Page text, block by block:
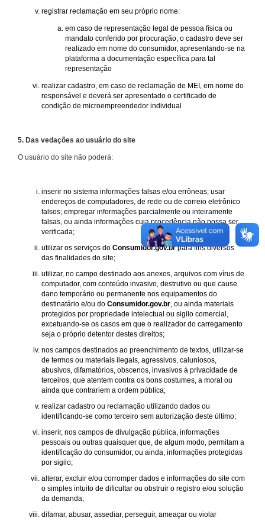
registrar reclamação em seu próprio nome:
em caso de representação legal de pessoa física ou
mandato conferido por procuração, o cadastro deve ser
realizado em nome do consumidor, apresentando-se na
plataforma a documentação específica para tal
representação
realizar cadastro, em caso de reclamação de MEI, em nome do
responsável e deverá ser apresentado o certificado de
condição de microempreendedor individual
5. Das vedações ao usuário do site
O usuário do site não poderá:
inserir no sistema informações falsas e/ou errôneas; usar
endereços de computadores, de rede ou de correio eletrônico
falsos; empregar informações parcialmente ou inteiramente
falsas, ou ainda informações cuja procedência não possa ser
verificada;
utilizar os serviços do Consumidor.gov.brpara fins diversos
das finalidades do site;
utilizar, no campo destinado aos anexos, arquivos com vírus de
computador, com conteúdo invasivo, destrutivo ou que cause
dano temporário ou permanente nos equipamentos do
destinatário e/ou do Consumidor.gov.br , ou ainda materiais
protegidos por propriedade intelectual ou sigilo comercial,
excetuando-se os casos em que o realizador do carregamento
seja o próprio detentor destes direitos;
nos campos destinados ao preenchimento de textos, utilizar-se
de termos ou materiais ilegais, agressivos, caluniosos,
abusivos, difamatórios, obscenos, invasivos à privacidade de
terceiros, que atentem contra os bons costumes, a moral ou
ainda que contrariem a ordem pública;
realizar cadastro ou reclamação utilizando dados ou
identificando-se como terceiro sem autorização deste último;
inserir, nos campos de divulgação pública, informações
pessoais ou outras quaisquer que, de algum modo, permitam a
identificação do consumidor, ou ainda, informações protegidas
por sigilo;
alterar, excluir e/ou corromper dados e informações do site com
o simples intuito de dificultar ou obstruir o registro e/ou solução
da demanda;
difamar, abusar, assediar, perseguir, ameaçar ou violar